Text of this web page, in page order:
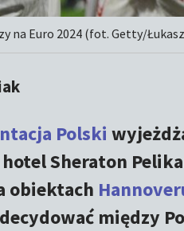
na Euro 2024 (fot. Getty/
Polski
Sheraton
obiektach
między